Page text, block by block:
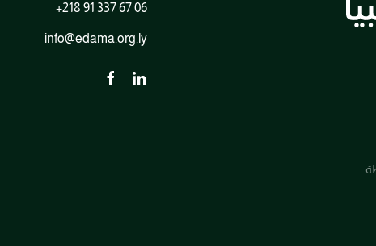
+218 91 337 67 06
info@edama.org.ly